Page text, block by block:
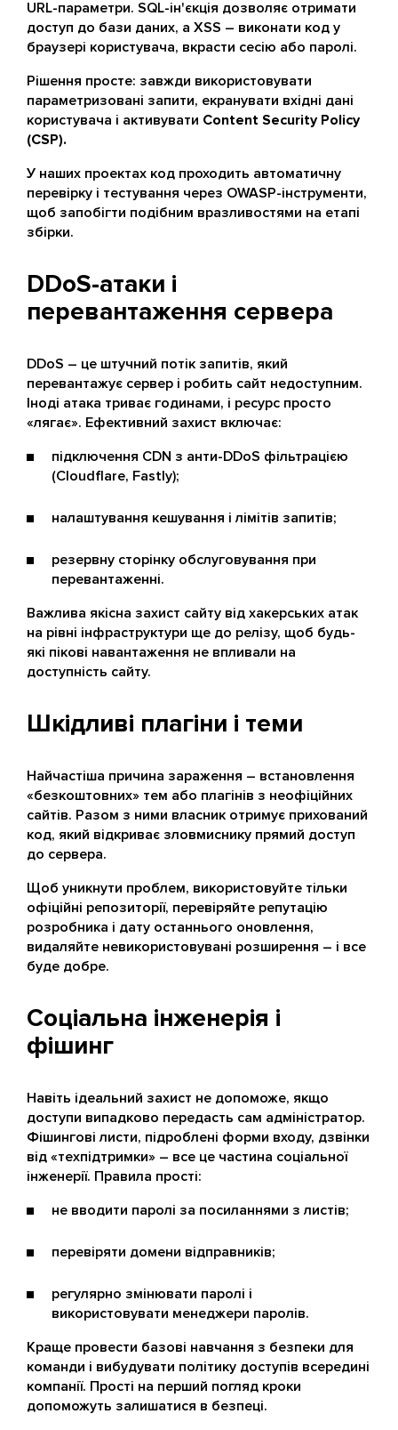
URL-параметри. SQL-ін'єкція дозволяє отримати
доступ до бази даних, а XSS – виконати код у
браузері користувача, вкрасти сесію або паролі.
Рішення просте: завжди використовувати
параметризовані запити, екранувати вхідні дані
користувача і активувати Content Security Policy
(CSP).
У наших проектах код проходить автоматичну
перевірку і тестування через OWASP-інструменти,
щоб запобігти подібним вразливостями на етапі
збірки.
DDoS-атаки і
перевантаження сервера
DDoS – це штучний потік запитів, який
перевантажує сервер і робить сайт недоступним.
Іноді атака триває годинами, і ресурс просто
«лягає». Ефективний захист включає:
підключення CDN з анти-DDoS фільтрацією
(Cloudflare, Fastly);
налаштування кешування і лімітів запитів;
резервну сторінку обслуговування при
перевантаженні.
Важлива якісна захист сайту від хакерських атак
на рівні інфраструктури ще до релізу, щоб будь-
які пікові навантаження не впливали на
доступність сайту.
Шкідливі плагіни і теми
Найчастіша причина зараження – встановлення
«безкоштовних» тем або плагінів з неофіційних
сайтів. Разом з ними власник отримує прихований
код, який відкриває зловмиснику прямий доступ
до сервера.
Щоб уникнути проблем, використовуйте тільки
офіційні репозиторії, перевіряйте репутацію
розробника і дату останнього оновлення,
видаляйте невикористовувані розширення – і все
буде добре.
Соціальна інженерія і
фішинг
Навіть ідеальний захист не допоможе, якщо
доступи випадково передасть сам адміністратор.
Фішингові листи, підроблені форми входу, дзвінки
від «техпідтримки» – все це частина соціальної
інженерії. Правила прості:
не вводити паролі за посиланнями з листів;
перевіряти домени відправників;
регулярно змінювати паролі і
використовувати менеджери паролів.
Краще провести базові навчання з безпеки для
команди і вибудувати політику доступів всередині
компанії. Прості на перший погляд кроки
допоможуть залишатися в безпеці.